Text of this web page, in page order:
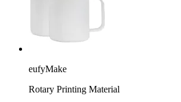
eufyMake
Rotary Printing Material